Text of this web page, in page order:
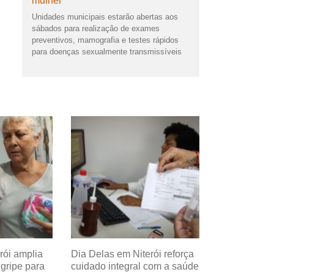
Unidades municipais estarão abertas aos
sábados para realização de exames
preventivos, mamografia e testes rápidos
para doenças sexualmente transmissíveis
amplia
para
Dia Delas em Niterói reforça
cuidado integral com a saúde